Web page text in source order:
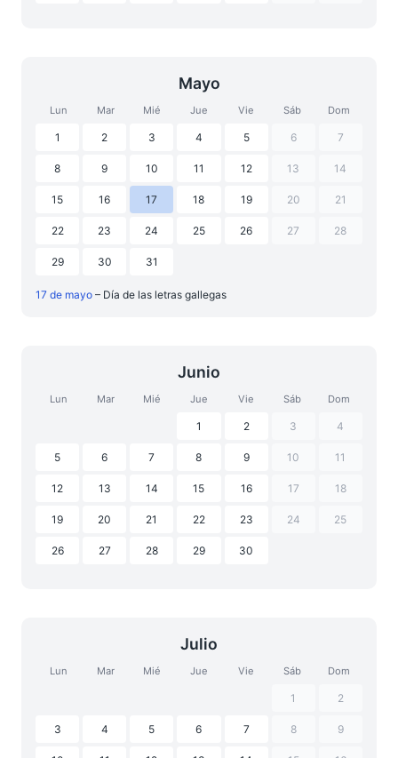
Mayo
Lun Mar Mié Jue Vie Sáb Dom
1 2 3 4 5 6 7
8 9 10 11 12 13 14
15 16 17 18 19 20 21
22 23 24 25 26 27 28
29 30 31
17 de mayo – Día de las letras gallegas
Junio
Lun Mar Mié Jue Vie Sáb Dom
1 2 3 4
5 6 7 8 9 10 11
12 13 14 15 16 17 18
19 20 21 22 23 24 25
26 27 28 29 30
Julio
Lun Mar Mié Jue Vie Sáb Dom
1 2
3 4 5 6 7 8 9